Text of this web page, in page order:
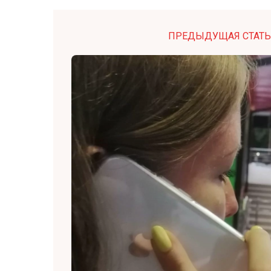
ПРЕДЫДУЩАЯ